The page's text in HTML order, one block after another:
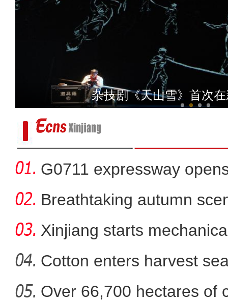
沙雅县大葱喜丰收
拜城县58.33万亩玉
杂技剧《天山雪》首次
G0711 expressway
Breathtaking autumn
in
Xinjiang starts
Cotton enters harvest
Over 66,700 hectares of